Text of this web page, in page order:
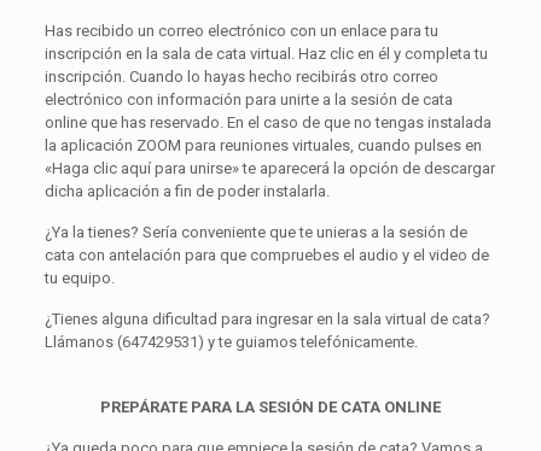
Has recibido un correo electrónico con un enlace para tu
inscripción en la sala de cata virtual. Haz clic en él y completa tu
inscripción. Cuando lo hayas hecho recibirás otro correo
electrónico con información para unirte a la sesión de cata
online que has reservado. En el caso de que no tengas instalada
la aplicación ZOOM para reuniones virtuales, cuando pulses en
«Haga clic aquí para unirse» te aparecerá la opción de descargar
dicha aplicación a fin de poder instalarla.
¿Ya la tienes? Sería conveniente que te unieras a la sesión de
cata con antelación para que compruebes el audio y el video de
tu equipo.
¿Tienes alguna dificultad para ingresar en la sala virtual de cata?
Llámanos (647429531) y te guiamos telefónicamente.
PREPÁRATE PARA LA SESIÓN DE CATA ONLINE